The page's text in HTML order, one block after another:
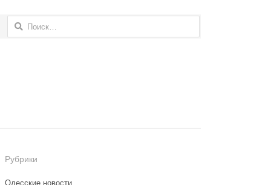
Найти:
Рубрики
Одесские новости